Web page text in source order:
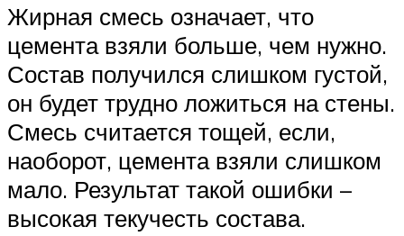
Жирная смесь означает, что
цемента взяли больше, чем нужно.
Состав получился слишком густой,
он будет трудно ложиться на стены.
Смесь считается тощей, если,
наоборот, цемента взяли слишком
мало. Результат такой ошибки –
высокая текучесть состава.